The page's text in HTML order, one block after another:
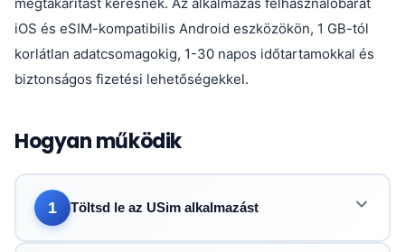
iOS és eSIM-kompatibilis Android eszközökön, 1 GB-tól
korlátlan adatcsomagokig, 1-30 napos időtartamokkal és
biztonságos fizetési lehetőségekkel.
Hogyan működik
1 Töltsd le az USim alkalmazást